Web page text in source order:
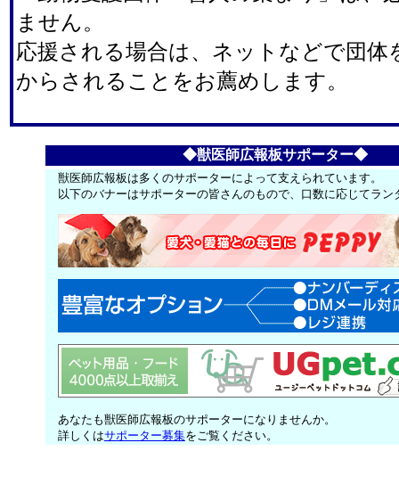
ません。
応援される場合は、ネットなどで団体
からされることをお薦めします。
◆獣医師広報板サポーター◆
獣医師広報板は多くのサポーターによって支えられています。
以下のバナーはサポーターの皆さんのもので、口数に応じてラ
あなたも獣医師広報板のサポーターになりませんか。
詳しくはサポーター募集をご覧ください。